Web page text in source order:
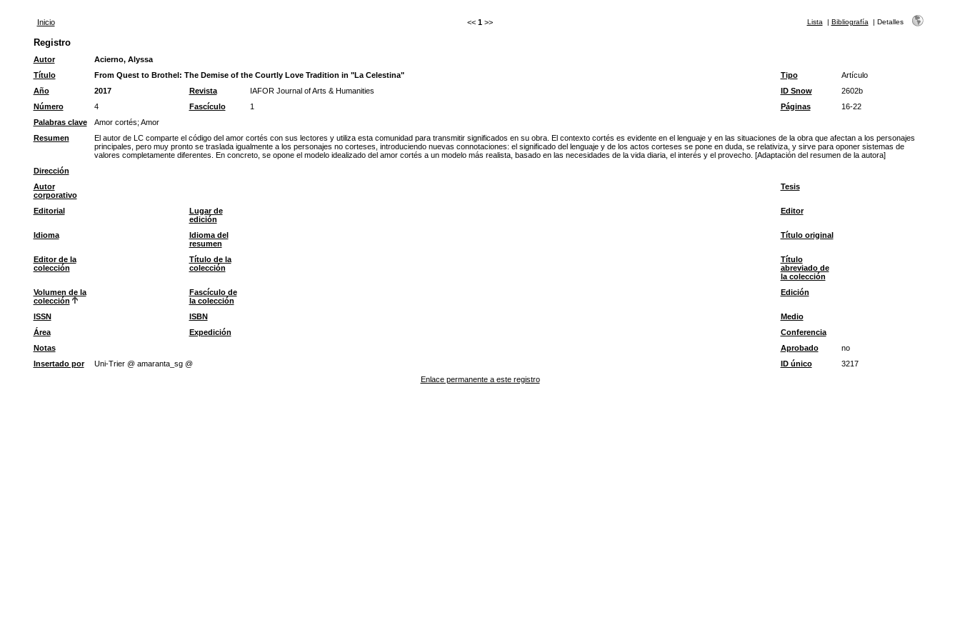
Inicio << 1 >> Lista | Bibliografía | Detalles
Registro
Autor
Acierno, Alyssa
Título
From Quest to Brothel: The Demise of the Courtly Love Tradition in "La Celestina" Tipo
Artículo
Año
2017 Revista IAFOR Journal of Arts & Humanities ID Snow
2602b
Número
4 Fascículo 1 Páginas
16-22
Palabras clave
Amor cortés; Amor
Resumen
El autor de LC comparte el código del amor cortés con sus lectores y utiliza esta comunidad para transmitir significados en su obra. El contexto cortés es evidente en el lenguaje y en las situaciones de la obra que afectan a los personajes
principales, pero muy pronto se traslada igualmente a los personajes no corteses, introduciendo nuevas connotaciones: el significado del lenguaje y de los actos corteses se pone en duda, se relativiza, y sirve para oponer sistemas de
valores completamente diferentes. En concreto, se opone el modelo idealizado del amor cortés a un modelo más realista, basado en las necesidades de la vida diaria, el interés y el provecho. [Adaptación del resumen de la autora]
Dirección
Autor
corporativo
Tesis
Editorial
Lugar de
edición
Editor
Idioma
Idioma del
resumen
Título original
Editor de la
colección
Título de la
colección
Título
abreviado de
la colección
Volumen de la
colección
Fascículo de
la colección
Edición
ISSN ISBN
Medio
Área
Expedición
Conferencia
Notas
Aprobado
no
Insertado por
Uni-Trier @ amaranta_sg @ ID único
3217
Enlace permanente a este registro